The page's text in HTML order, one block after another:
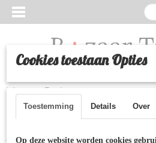
Inloggen Registreren
Home >Huishoudelijke artikelen>
Cookies toestaan Opties
Toestemming Details Over
Op deze website worden cookies